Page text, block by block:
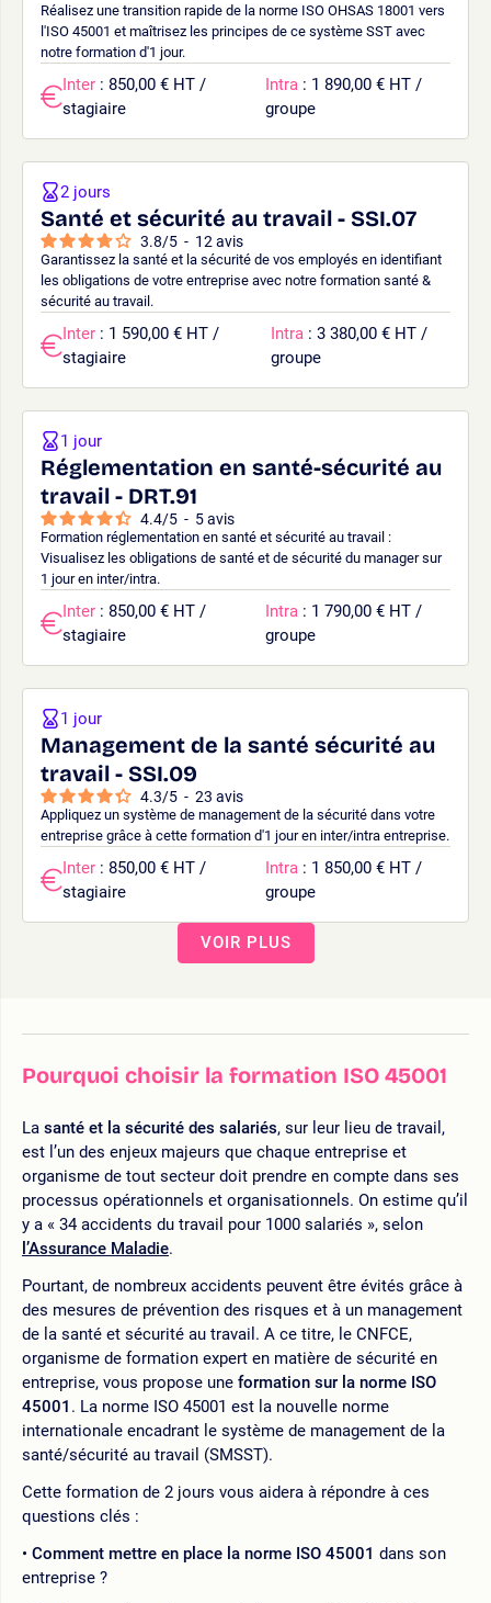
Réalisez une transition rapide de la norme ISO OHSAS 18001 vers
l'ISO 45001 et maîtrisez les principes de ce système SST avec
notre formation d'1 jour.
Inter : 850,00 € HT /
stagiaire
Intra : 1 890,00 € HT /
groupe
Santé et sécurité au travail - SSI.07
3.8/5 - 12 avis
Garantissez la santé et la sécurité de vos employés en identifiant
les obligations de votre entreprise avec notre formation santé &
sécurité au travail.
2 jours
Inter : 1 590,00 € HT /
stagiaire
Intra : 3 380,00 € HT /
groupe
Réglementation en santé-sécurité au
travail - DRT.91
4.4/5 - 5avis
Formation réglementation en santé et sécurité au travail :
Visualisez les obligations de santé et de sécurité du manager sur
1 jour en inter/intra.
1 jour
Inter : 850,00 € HT /
stagiaire
Intra : 1 790,00 € HT /
groupe
Management de la santé sécurité au
travail - SSI.09
4.3/5 - 23 avis
Appliquez un système de management de la sécurité dans votre
entreprise grâce à cette formation d'1 jour en inter/intra entreprise.
1 jour
Inter : 850,00 € HT /
stagiaire
Intra : 1 850,00 € HT /
groupe
VOIR PLUS
Pourquoi choisir la formation ISO 45001
La santé et la sécurité des salariés, sur leur lieu de travail,
est l’un des enjeux majeurs que chaque entreprise et
organisme de tout secteur doit prendre en compte dans ses
processus opérationnels et organisationnels. On estime qu’il
y a « 34 accidents du travail pour 1000 salariés », selon
l’Assurance Maladie.
Pourtant, de nombreux accidents peuvent être évités grâce à
des mesures de prévention des risques et à un management
de la santé et sécurité au travail. A ce titre, le CNFCE,
organisme de formation expert en matière de sécurité en
entreprise, vous propose une formation sur la norme ISO
45001 . La norme ISO 45001 est la nouvelle norme
internationale encadrant le système de management de la
santé/sécurité au travail (SMSST).
Cette formation de 2 jours vous aidera à répondre à ces
questions clés :
Comment mettre en place la norme ISO 45001 dans son
entreprise ?